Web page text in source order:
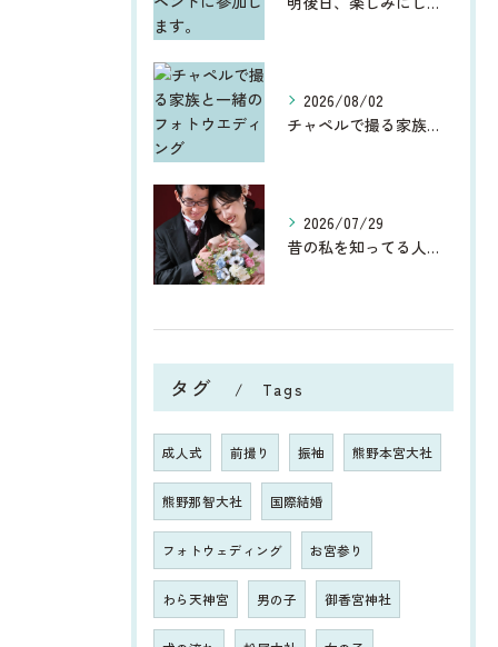
2026/08/02
チャペルで撮る家族と一緒のフォトウエディング
2026/07/29
昔の私を知ってる人からしたら、今、お宮参りや七五三、ウエディ...
タグ Tags
成人式 前撮り 振袖 熊野本宮大社
熊野那智大社 国際結婚
フォトウェディング お宮参り
わら天神宮 男の子 御香宮神社